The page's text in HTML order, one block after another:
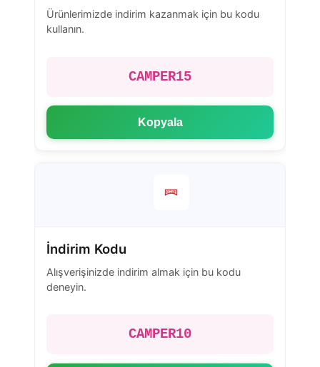
Ürünlerimizde indirim kazanmak için bu kodu
kullanın.
CAMPER15
Kopyala
İndirim Kodu
Alışverişinizde indirim almak için bu kodu
deneyin.
CAMPER10